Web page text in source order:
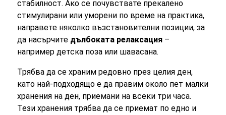
стабилност. Ако се почувствате прекалено
стимулирани или уморени по време на практика,
направете няколко възстановителни позиции, за
да насърчите дълбоката релаксация –
например детска поза или шавасана.
Трябва да се храним редовно през целия ден,
като най-подходящо е да правим около пет малки
хранения на ден, приемани на всеки три часа.
Тези хранения трябва да се приемат по едно и